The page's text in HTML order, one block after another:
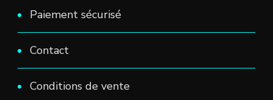
Paiement sécurisé
Contact
Conditions de vente